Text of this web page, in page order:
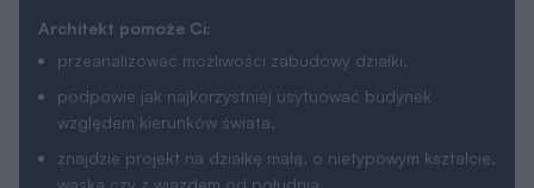
Architekt pomoże Ci:
przeanalizować możliwości zabudowy działki,
podpowie jak najkorzystniej usytuować budynek
względem kierunków świata,
znajdzie projekt na działkę małą, o nietypowym kształcie,
wąską czy z wjazdem od południa,